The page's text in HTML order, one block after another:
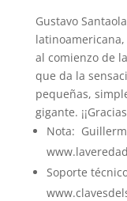
Gustavo
al comienzo de
que da la
pequeñas,
gigante.
Nota:
Soporte